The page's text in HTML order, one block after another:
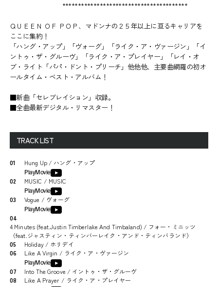
****************************************
ＱＵＥＥＮ ＯＦ ＰＯＰ、マドンナの２５年以上に亘るキャリアを
ここに集約！
「ハング・アップ」「ヴォーグ」「ライク・ア・ヴァージン」「イ
ントゥ・ザ・グルーヴ」「ライク・ア・プレイヤー」「レイ・オ
ブ・ライト「パパ・ドント・プリーチ」他他他、主要曲網羅の初オ
ールタイム・ベスト・アルバム！
■新曲「セレブレイション」収録。
■全曲最新デジタル・リマスター！
TRACK LIST
01 Hung Up / ハング・アップ
PlayMovie
02 MUSIC / MUSIC
PlayMovie
03 Vogue / ヴォーグ
PlayMovie
04
4 Minutes (feat.Justin Timberlake And Timbaland) / フォー・ミニッツ
（feat.ジャスティン・ティンバーレイク・アンド・ティンバランド）
05
Holiday / ホリデイ
06
Like A Virgin / ライク・ア・ヴァージン
PlayMovie
07
Into The Groove / イントゥ・ザ・グルーヴ
08
Like A Prayer / ライク・ア・プレイヤー